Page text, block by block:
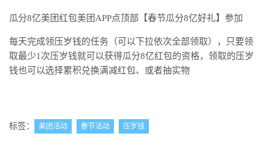
瓜分8亿美团红包美团APP点顶部【春节瓜分8亿好礼】参加
每天完成领压岁钱的任务（可以下拉依次全部领取），只要领
取最少1次压岁钱就可以获得瓜分8亿红包的资格，领取的压岁
钱也可以选择累积兑换满减红包、或者抽实物
标签： 美团活动 春节活动 压岁钱